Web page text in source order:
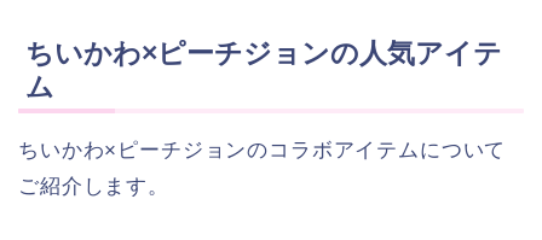
ちいかわ×ピーチジョンの人気アイテ
ム
ちいかわ×ピーチジョンのコラボアイテムについて
ご紹介します。